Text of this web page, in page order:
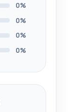
0%
0%
0%
0%